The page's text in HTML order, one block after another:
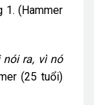
1. (Hammer
nói ra, vì nó
(25 tuổi)